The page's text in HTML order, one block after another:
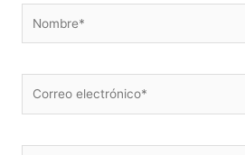
electrónico*